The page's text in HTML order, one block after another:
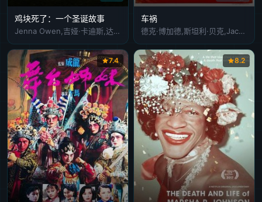
鸡块死了：一个圣诞故事
Jenna Owen,吉娅·卡迪斯,达米安·加维,Mandy McElhinney,Steve Rodgers,普里西拉·道伊西,Claude Jabbour,艾德·奥克森博尔德,Diana McLean,Alec Snow,塔拉·莫里斯,Lelong Hu,蒂里尔·莫拉,凯瑞·阿姆斯特朗,Alexei Toliopoulos,Lacey Mahony,Vic Zerbst
车祸
德克·博加德,斯坦利·贝克,Jacqueline,Sassard
7.4 8.2